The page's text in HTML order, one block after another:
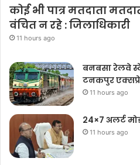
कोई भी पात्र मतदाता
वंचित न रहे : जिलाधिकारी
11 hours ago
बनबसा रेलवे
टनकपुर
11 hours ago
24×7 अलर्ट
11 hours ago